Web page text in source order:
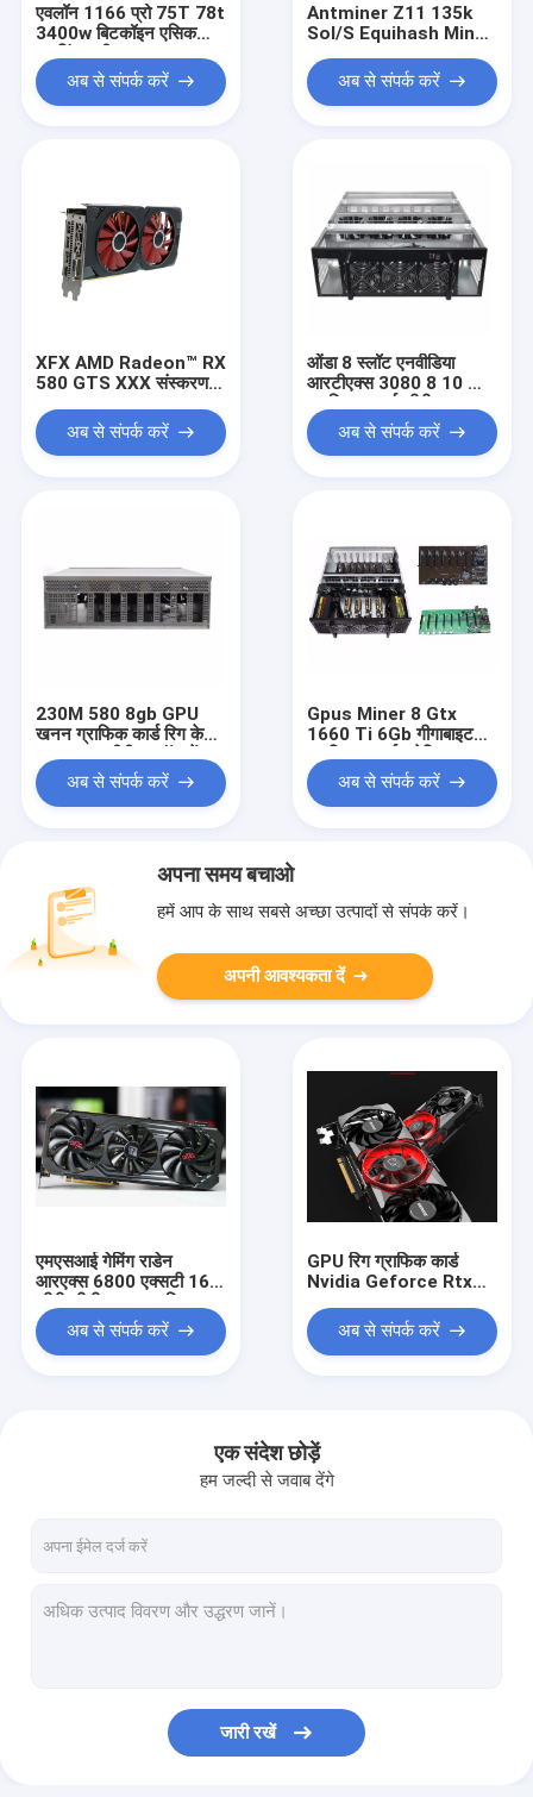
एवलॉन 1166 प्रो 75T 78t
3400w बिटकॉइन एसिक
माइनिंग मशीन
अब से संपर्क करें
Antminer Z11 135k
Sol/S Equihash Miner
and Power Supply
1418W Zec Miner
अब से संपर्क करें
XFX AMD Radeon™ RX
580 GTS XXX संस्करण
एथेरियम माइनिंग वीडियो कार्ड
अब से संपर्क करें
ओंडा 8 स्लॉट एनवीडिया
आरटीएक्स 3080 8 10 जीबी
बिटकॉइन माइनर एसिक रिग
स्टॉक में
अब से संपर्क करें
230M 580 8gb GPU
खनन ग्राफिक कार्ड रिग केस
एथ माइनर सीपीयू स्टॉक में
Asicअब से संपर्क करें
Gpus Miner 8 Gtx
1660 Ti 6Gb गीगाबाइट
ग्राफ़िक्स कार्ड एथेरियम
माइनर Asic Rig
अब से संपर्क करें
अपना समय बचाओ
हमें आप के साथ सबसे अच्छा उत्पादों से संपर्क करें।
अपनी आवश्यकता दें
एमएसआई गेमिंग राडेन
आरएक्स 6800 एक्सटी 16
कार्ड माइनर
अब से संपर्क करें
GPU रिग ग्राफिक कार्ड
Nvidia Geforce Rtx
नॉन Lhr माइनर
अब से संपर्क करें
एक संदेश छोड़ें
हम जल्दी से जवाब देंगे
जारी रखें